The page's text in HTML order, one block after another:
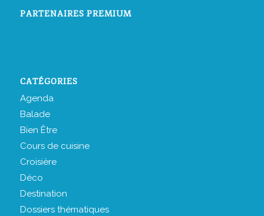
PARTENAIRES PREMIUM
CATÉGORIES
Agenda
Balade
Bien Être
Cours de cuisine
Croisière
Déco
Destination
Dossiers thématiques